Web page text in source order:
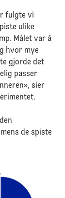
fulgte vi
ulike
Målet var å
hvor mye
gjorde det
passer
sier
de spiste